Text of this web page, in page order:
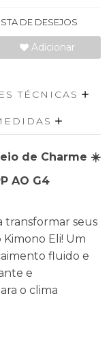
DE DESEJOS
Adicionar
TÉCNICAS
de Charme ☀️
AO G4
transformar seus
Kimono Eli! Um
fluido e
e
o clima